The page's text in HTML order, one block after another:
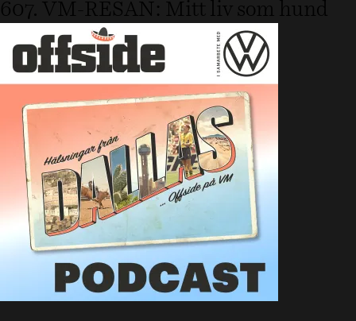
607. VM-RESAN: Mitt liv som hund